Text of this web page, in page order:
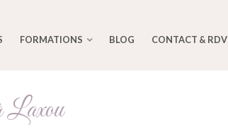
FORMATIONS BLOG CONTACT & RDV
Laxou